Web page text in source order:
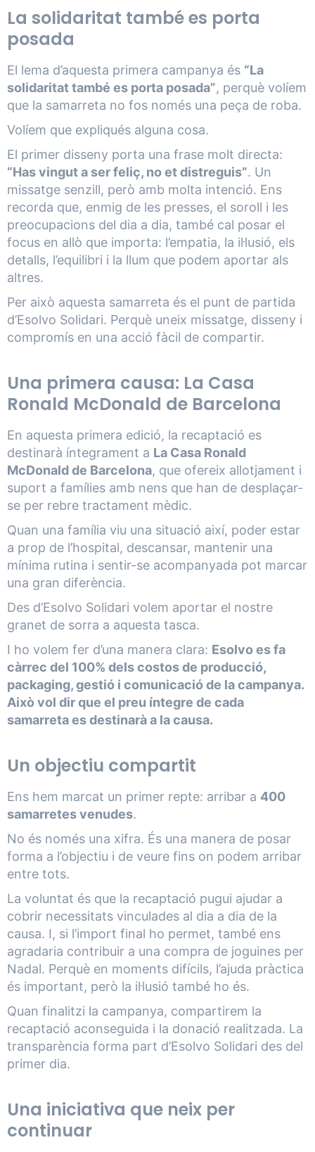
La solidaritat també es porta
posada
El lema d’aquesta primera campanya és “La
solidaritat també es porta posada”, perquè volíem
que la samarreta no fos només una peça de roba.
Volíem que expliqués alguna cosa.
El primer disseny porta una frase molt directa:
“Has vingut a ser feliç, no et distreguis”. Un
missatge senzill, però amb molta intenció. Ens
recorda que, enmig de les presses, el soroll i les
preocupacions del dia a dia, també cal posar el
focus en allò que importa: l’empatia, la il·lusió, els
detalls, l’equilibri i la llum que podem aportar als
altres.
Per això aquesta samarreta és el punt de partida
d’Esolvo Solidari. Perquè uneix missatge, disseny i
compromís en una acció fàcil de compartir.
Una primera causa: La Casa
Ronald McDonald de Barcelona
En aquesta primera edició, la recaptació es
destinarà íntegrament a La Casa Ronald
McDonald de Barcelona, que ofereix allotjament i
suport a famílies amb nens que han de desplaçar-
se per rebre tractament mèdic.
Quan una família viu una situació així, poder estar
a prop de l’hospital, descansar, mantenir una
mínima rutina i sentir-se acompanyada pot marcar
una gran diferència.
Des d’Esolvo Solidari volem aportar el nostre
granet de sorra a aquesta tasca.
I ho volem fer d’una manera clara: Esolvo es fa
càrrec del 100% dels costos de producció,
packaging, gestió i comunicació de la campanya.
Això vol dir que el preu íntegre de cada
samarreta es destinarà a la causa.
Un objectiu compartit
Ens hem marcat un primer repte: arribar a 400
samarretes venudes.
No és només una xifra. És una manera de posar
forma a l’objectiu i de veure fins on podem arribar
entre tots.
La voluntat és que la recaptació pugui ajudar a
cobrir necessitats vinculades al dia a dia de la
causa. I, si l’import final ho permet, també ens
agradaria contribuir a una compra de joguines per
Nadal. Perquè en moments difícils, l’ajuda pràctica
és important, però la il·lusió també ho és.
Quan finalitzi la campanya, compartirem la
recaptació aconseguida i la donació realitzada. La
transparència forma part d’Esolvo Solidari des del
primer dia.
Una iniciativa que neix per
continuar